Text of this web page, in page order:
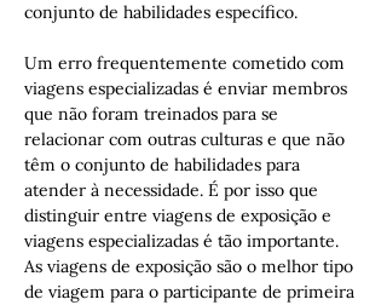
conjunto de habilidades específico.
Um erro frequentemente cometido com
viagens especializadas é enviar membros
que não foram treinados para se
relacionar com outras culturas e que não
têm o conjunto de habilidades para
atender à necessidade. É por isso que
distinguir entre viagens de exposição e
viagens especializadas é tão importante.
As viagens de exposição são o melhor tipo
de viagem para o participante de primeira